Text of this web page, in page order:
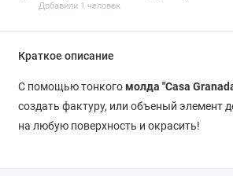
Добавили 1 человек
Краткое описание
С помощью тонкого молда "Casa
создать фактуру, или объеный элемент
на любую поверхность и окрасить!